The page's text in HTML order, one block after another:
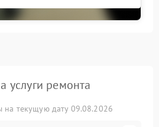
услуги ремонта
на текущую дату 09.08.2026